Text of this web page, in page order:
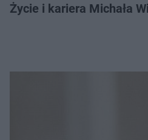
Życie i kariera Michała